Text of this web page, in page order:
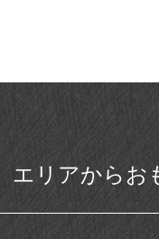
エリアからお